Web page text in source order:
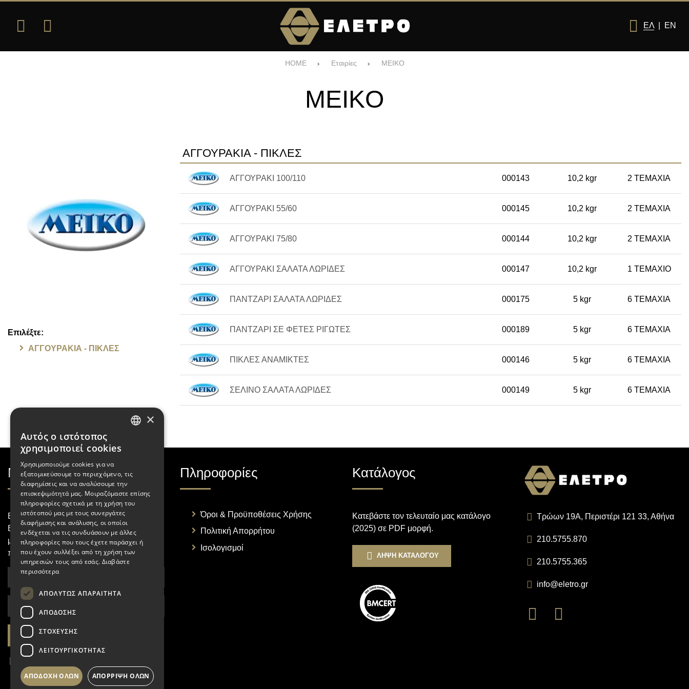
ΕΛ EN
HOME Εταιρίες MEIKO
MEIKO
Επιλέξτε:
ΑΓΓΟΥΡΑΚΙΑ - ΠΙΚΛΕΣ
ΑΓΓΟΥΡΑΚΙΑ - ΠΙΚΛΕΣ
ΑΓΓΟΥΡΑΚΙ 100/110 000143 10,2 kgr 2 TEMAXIA
ΑΓΓΟΥΡΑΚΙ 55/60 000145 10,2 kgr 2 TEMAXIA
ΑΓΓΟΥΡΑΚΙ 75/80 000144 10,2 kgr 2 TEMAXIA
ΑΓΓΟΥΡΑΚΙ ΣΑΛΑΤΑ ΛΩΡΙΔΕΣ 000147 10,2 kgr 1 TEMAXIO
ΠΑΝΤΖΑΡΙ ΣΑΛΑΤΑ ΛΩΡΙΔΕΣ 000175 5 kgr 6 TEMAXIA
ΠΑΝΤΖΑΡΙ ΣΕ ΦΕΤΕΣ ΡΙΓΩΤΕΣ 000189 5 kgr 6 TEMAXIA
ΠΙΚΛΕΣ ΑΝΑΜΙΚΤΕΣ 000146 5 kgr 6 TEMAXIA
ΣΕΛΙΝΟ ΣΑΛΑΤΑ ΛΩΡΙΔΕΣ 000149 5 kgr 6 TEMAXIA
Newsletter
Είστε επαγγελματίας HO.RE.CA;
Εγγραφείτε στο newsletter μας για να
μαθαίνετε τις εξελίξεις και τα νέα μας
προϊόντα!
ΕΓΓΡΑΦΗ
πολιτικήπροστασίας προσωπικών
δεδομένων
Πληροφορίες
Όροι & Προϋποθέσεις Χρήσης
Πολιτική Απορρήτου
Ισολογισμοί
Κατάλογος
Κατεβάστε τον τελευταίο μας κατάλογο
(2025) σε PDF μορφή.
ΛΗΨΗ ΚΑΤΑΛΟΓΟΥ
Τρώων 19Α, Περιστέρι 121 33, Αθήνα
210.5755.870
210.5755.365
info@eletro.gr
×
Αυτός ο ιστότοπος
χρησιμοποιεί cookies
Χρησιμοποιούμε cookies για να
εξατομικεύσουμε το περιεχόμενο, τις
διαφημίσεις και να αναλύσουμε την
επισκεψιμότητά μας. Μοιραζόμαστε επίσης
πληροφορίες σχετικά με τη χρήση του
ιστότοπού μας με τους συνεργάτες
διαφήμισης και ανάλυσης, οι οποίοι
ενδέχεται να τις συνδυάσουν με άλλες
πληροφορίες που τους έχετε παράσχει ή
που έχουν συλλέξει από τη χρήση των
υπηρεσιών τους από εσάς. Διαβάστε
περισσότερα
ΑΠΟΛΎΤΩΣ ΑΠΑΡΑΊΤΗΤΑ
ΑΠΌΔΟΣΗΣ
ΣΤΌΧΕΥΣΗΣ
ΛΕΙΤΟΥΡΓΙΚΌΤΗΤΑΣ
ΑΠΟΔΟΧΉ ΌΛΩΝ ΑΠΌΡΡΙΨΗ ΌΛΩΝ